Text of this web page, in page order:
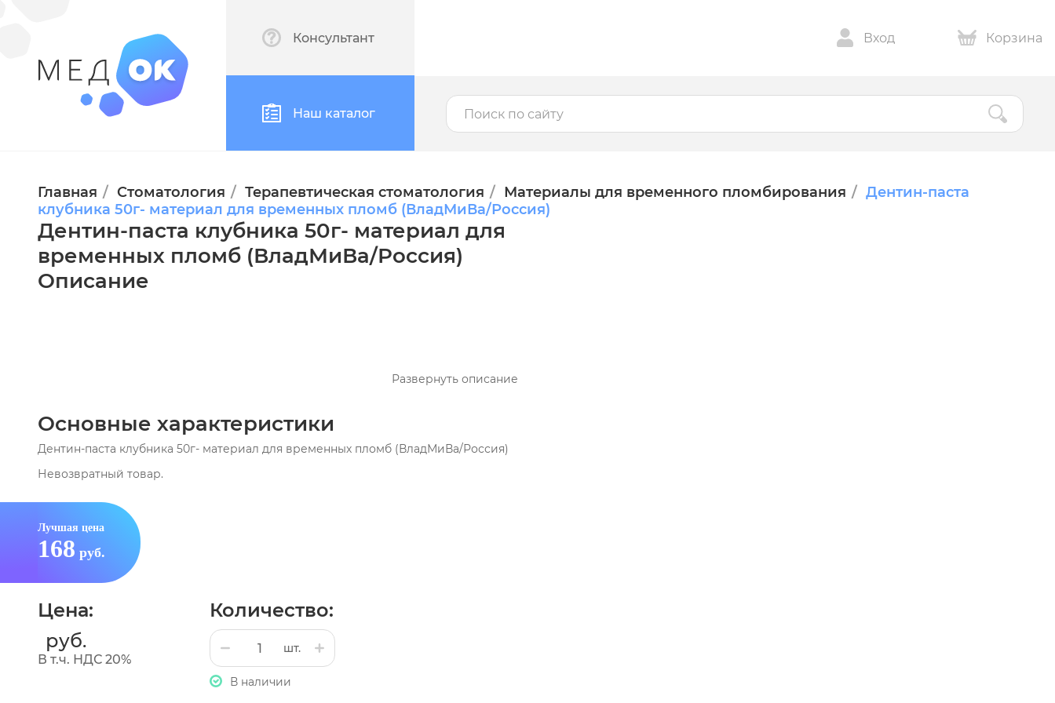
Консультант
Наш каталог
Вход Корзина
Главная Стоматология Терапевтическая стоматология Материалы для временного пломбирования
Дентин-паста
клубника 50г- материал для временных пломб (ВладМиВа/Россия)
Дентин-паста клубника 50г- материал для
временных пломб (ВладМиВа/Россия)
Описание
Развернуть описание
Основные характеристики
Дентин-паста клубника 50г- материал для временных пломб (ВладМиВа/Россия)
Невозвратный товар.
Лучшая цена
168 руб.
Цена:
руб.
В т.ч. НДС 20%
Количество:
шт.
В наличии